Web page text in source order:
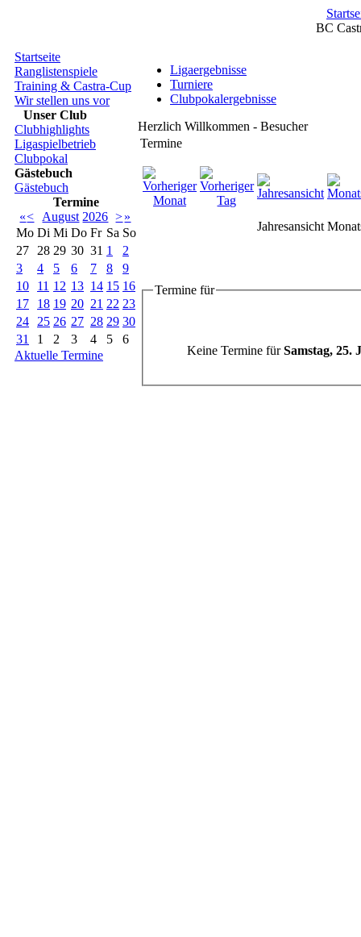
BC
Startseite
Ranglistenspiele
Training & Castra-Cup
Wir stellen uns vor
Unser Club
Clubhighlights
Ligaspielbetrieb
Clubpokal
Gästebuch
Gästebuch
Termine
«< August 2026 >»
Mo Di Mi Do Fr Sa So
27
28 29 30 31 1
2
3
4 5 6 7 8
9
10
11 12 13 14 15 16
17
18 19 20 21 22 23
24
25 26 27 28 29 30
31
1 2 3 4 5
6
Aktuelle Termine
Ligaergebnisse
Turniere
Clubpokalergebnisse
Herzlich Willkommen - Besucher
Termine
Jahresansicht
Termine für
Keine Termine fürSamstag, 25.